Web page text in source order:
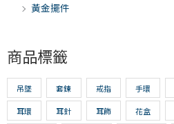
黃金擺件
商品標籤
吊墜 套鍊 戒指 手環
耳環 耳針 耳飾 花盒